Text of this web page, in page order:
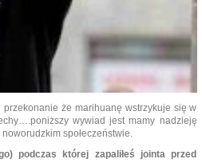
że marihuanę wstrzykuje się w
wywiad jest mamy nadzieję
społeczeństwie.
podczas której zapaliłeś jointa przed